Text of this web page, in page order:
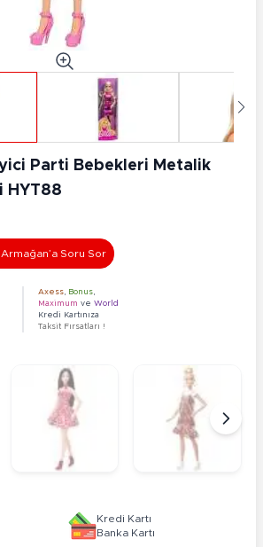
Parti Bebekleri Metalik
HYT88
Armağan’a Soru Sor
Axess Bonus
Maximum ve World
Kredi Kartınıza
Taksit Fırsatları !
Kredi Kartı
Banka Kartı